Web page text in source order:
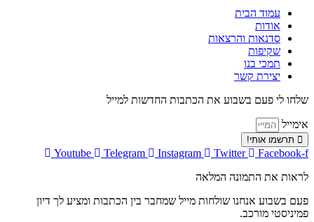
עמוד הבית
אודות
סדנאות והרצאות
שקיפות
תמכי בנו
יצירת קשר
שלחו לי פעם בשבוע את הכתבות החדשות למייל
אימייל
תרשמו אותי!
Youtube Telegram Instagram Twitter
Facebook-f
לראות את התמונה המלאה
פעם בשבוע אנחנו שולחות מייל שמחבר בין הכתבות ומציע לך דיון
פמיניסטי מורכב.